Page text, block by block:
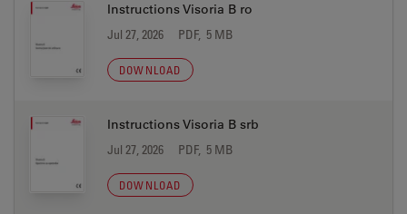
Instructions Visoria B ro
Jul 27, 2026 PDF, 5 MB
DOWNLOAD
Instructions Visoria B srb
Jul 27, 2026 PDF, 5 MB
DOWNLOAD